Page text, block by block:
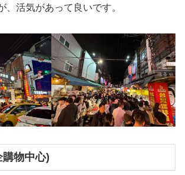
、活気があって良いです。
物中心)